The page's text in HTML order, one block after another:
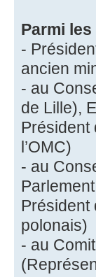
Parmi
-
ancien
- au
de Lille),
Président
l’OMC)
- au
Président
polonais)
- au